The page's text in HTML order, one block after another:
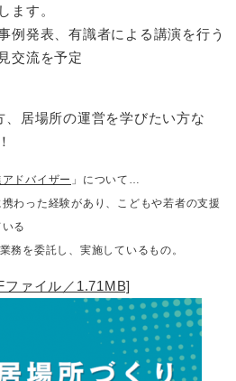
ます。
発表、有識者による講演を行う
交流を予定
居場所の運営を学びたい方な
ドバイザー 」について…
った経験があり、こどもや若者の支援
る
を委託し、実施しているもの。
ァイル／1.71MB]